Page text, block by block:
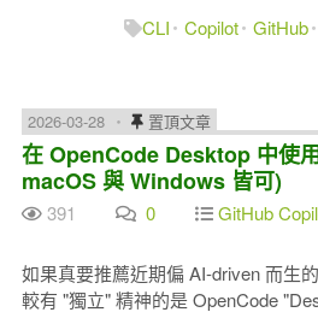
CLI
Copilot GitHub
2026-03-28 置頂文章
在 OpenCode Desktop 中使
macOS 與 Windows 皆可)
391 0 GitHub
如果真要推薦近期偏 AI-driven 而生
較有 "獨立" 精神的是 OpenCode